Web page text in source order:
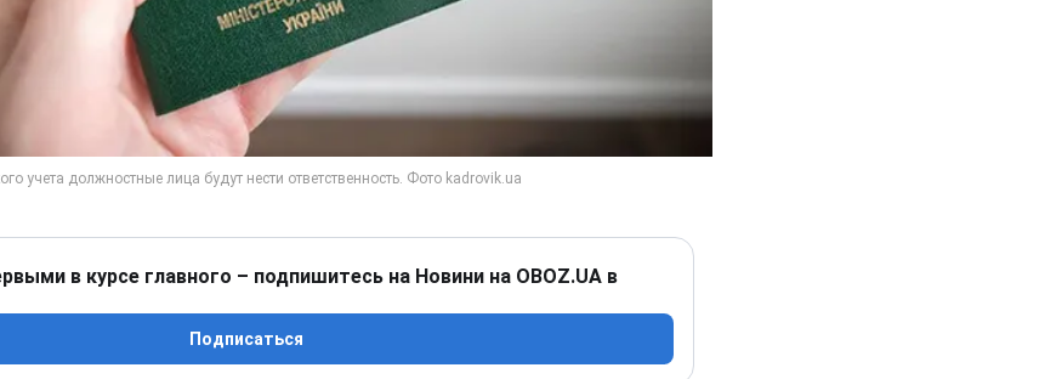
в курсе главного – подпишитесь на Новини на OBOZ.UA в
Подписаться